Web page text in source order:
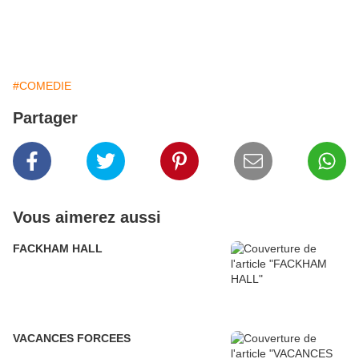
#COMEDIE
Partager
Vous aimerez aussi
FACKHAM HALL
VACANCES FORCEES